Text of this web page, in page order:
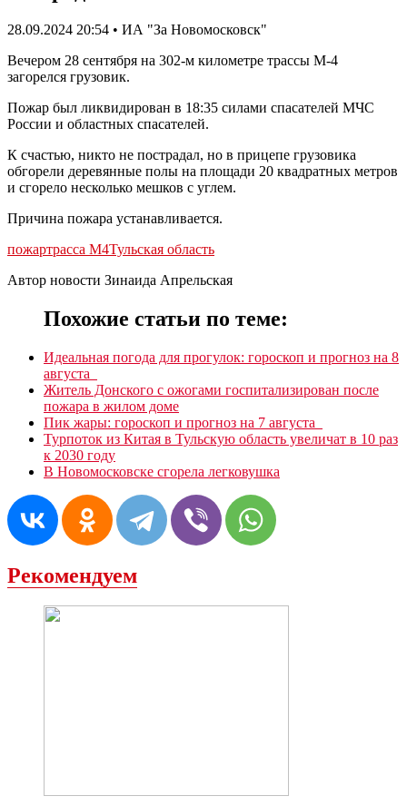
28.09.2024 20:54 • ИА "За Новомосковск"
Вечером 28 сентября на 302-м километре трассы М-4
загорелся грузовик.
Пожар был ликвидирован в 18:35 силами спасателей МЧС
России и областных спасателей.
К счастью, никто не пострадал, но в прицепе грузовика
обгорели деревянные полы на площади 20 квадратных метров
и сгорело несколько мешков с углем.
Причина пожара устанавливается.
пожартрасса М4Тульская область
Автор новости Зинаида Апрельская
Похожие статьи по теме:
Идеальная погода для прогулок: гороскоп и прогноз на 8
августа
Житель Донского с ожогами госпитализирован после
пожара в жилом доме
Пик жары: гороскоп и прогноз на 7 августа
Турпоток из Китая в Тульскую область увеличат в 10 раз
к 2030 году
В Новомосковске сгорела легковушка
Рекомендуем